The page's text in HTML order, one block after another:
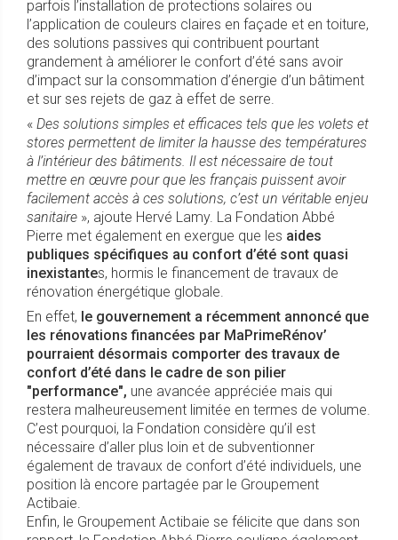
parfois l’installation de protections solaires ou
l’application de couleurs claires en façade et en toiture,
des solutions passives qui contribuent pourtant
grandement à améliorer le confort d’été sans avoir
d’impact sur la consommation d’énergie d’un bâtiment
et sur ses rejets de gaz à effet de serre.
« Des solutions simples et efficaces tels que les volets et
stores permettent de limiter la hausse des températures
à l’intérieur des bâtiments. Il est nécessaire de tout
mettre en œuvre pour que les français puissent avoir
facilement accès à ces solutions, c’est un véritable enjeu
sanitaire », ajoute Hervé Lamy. La Fondation Abbé
Pierre met également en exergue que les aides
publiques spécifiques au confort d’été sont quasi
inexistantes, hormis le financement de travaux de
rénovation énergétique globale.
En effet, le gouvernement a récemment annoncé que
les rénovations financées par MaPrimeRénov’
pourraient désormais comporter des travaux de
confort d’été dans le cadre de son pilier
"performance", une avancée appréciée mais qui
restera malheureusement limitée en termes de volume.
C’est pourquoi, la Fondation considère qu’il est
nécessaire d’aller plus loin et de subventionner
également de travaux de confort d’été individuels, une
position là encore partagée par le Groupement
Actibaie.
Enfin, le Groupement Actibaie se félicite que dans son